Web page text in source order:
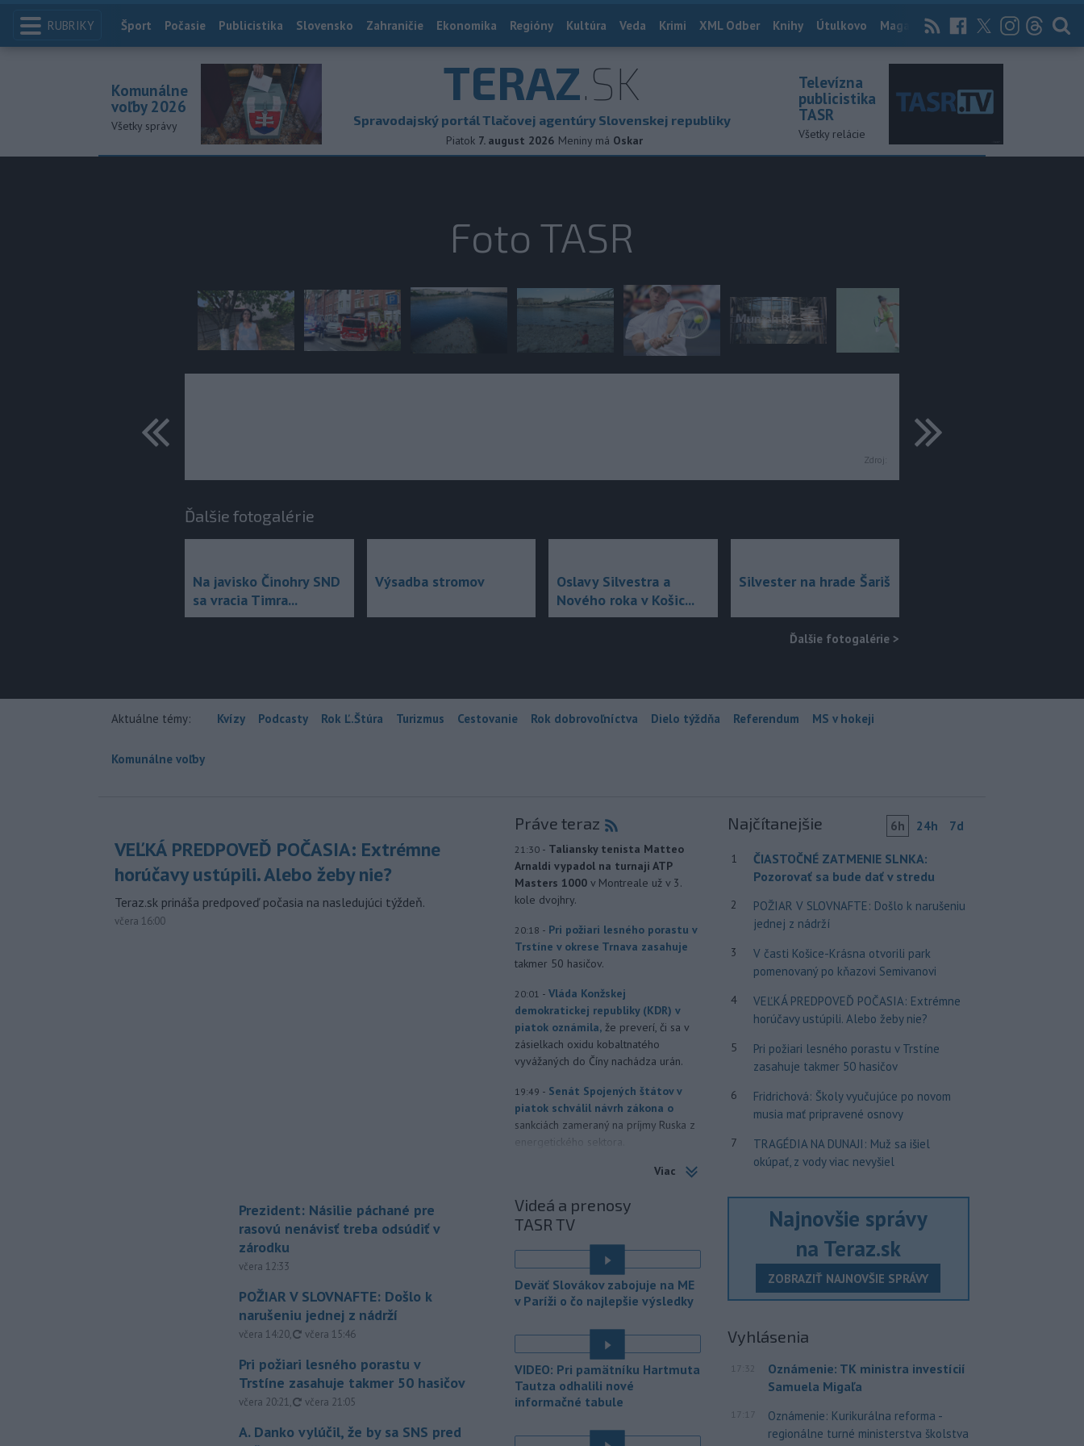
RUBRIKY Index
Šport Počasie Publicistika Slovensko Zahraničie Ekonomika Regióny Kultúra Veda Krimi XML Odber Knihy Útulkovo Magazín News Now Archív
TERAZ.SK
Spravodajský portál Tlačovej agentúry Slovenskej republiky
Piatok 7. august 2026 Meniny má Oskar
Komunálne
voľby 2026
Všetky správy
Televízna
publicistika
TASR
Všetky relácie
Foto TASR
Zdroj:
predchádzajúce ďalšie
Ďalšie fotogalérie
Na javisko Činohry SND
sa vracia Timra...
Výsadba stromov
Oslavy Silvestra a
Nového roka v Košic...
Silvester na hrade Šariš
Ďalšie fotogalérie >
Aktuálne témy: Kvízy Podcasty Rok Ľ.Štúra Turizmus Cestovanie Rok dobrovoľníctva Dielo týždňa Referendum MS v hokeji
Komunálne voľby
VEĽKÁ PREDPOVEĎ POČASIA: Extrémne
horúčavy ustúpili. Alebo žeby nie?
Teraz.sk prináša predpoveď počasia na nasledujúci týždeň.
včera 16:00
Prezident: Násilie páchané pre
rasovú nenávisť treba odsúdiť v
zárodku
včera 12:33
POŽIAR V SLOVNAFTE: Došlo k
narušeniu jednej z nádrží
včera 14:20, aktualizované
včera 15:46
Pri požiari lesného porastu v
Trstíne zasahuje takmer 50 hasičov
včera 20:21, aktualizované
včera 21:05
A. Danko vylúčil, že by sa SNS pred
Práve teraz
21:30 - Taliansky tenista Matteo
Arnaldi vypadol na turnaji ATP
Masters 1000 v Montreale už v 3.
kole dvojhry.
20:18 - Pri požiari lesného porastu v
Trstíne v okrese Trnava zasahuje
takmer 50 hasičov.
20:01 - Vláda Konžskej
demokratickej republiky (KDR) v
piatok oznámila, že preverí, či sa v
zásielkach oxidu kobaltnatého
vyvážaných do Číny nachádza urán.
19:49 - Senát Spojených štátov v
piatok schválil návrh zákona o
sankciách zameraný na príjmy Ruska z
energetického sektora.
Slovenská polícia prispela k
ktorý sa podarilo ukončiť
právoplatným odsúdením páchateľa v
15:21 - Piatkový požiar v
bratislavskej rafinérii Slovnaft je
pod kontrolou.Príčina jeho vzniku
TASR to potvrdil hovorca rafinérie
Anton Molnár.
15:17 - Ministerstvo kultúry (MK) SR
upraví verziu opatrenia o
pôsobnosti rezortu.
Viac
Videá a prenosy
TASR TV
Deväť Slovákov zabojuje na ME
v Paríži o čo najlepšie výsledky
VIDEO: Pri pamätníku Hartmuta
Tautza odhalili nové
informačné tabule
Najčítanejšie 6h 24h 7d
1
ČIASTOČNÉ ZATMENIE SLNKA:
Pozorovať sa bude dať v stredu
2
POŽIAR V SLOVNAFTE: Došlo k narušeniu
jednej z nádrží
3
V časti Košice-Krásna otvorili park
pomenovaný po kňazovi Semivanovi
4
VEĽKÁ PREDPOVEĎ POČASIA: Extrémne
horúčavy ustúpili. Alebo žeby nie?
5
Pri požiari lesného porastu v Trstíne
zasahuje takmer 50 hasičov
6
Fridrichová: Školy vyučujúce po novom
musia mať pripravené osnovy
7
TRAGÉDIA NA DUNAJI: Muž sa išiel
okúpať, z vody viac nevyšiel
Najnovšie správy
na Teraz.sk
ZOBRAZIŤ NAJNOVŠIE SPRÁVY
Vyhlásenia
17:32
Oznámenie: TK ministra investícií
Samuela Migaľa
17:17
Oznámenie: Kurikurálna reforma -
regionálne turné ministerstva školstva